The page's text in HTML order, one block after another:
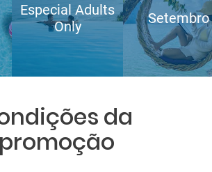
Especial Adults
Only
Setembro
da
promoção